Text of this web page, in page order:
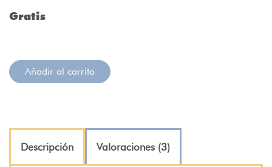
Gratis
Añadir al carrito
Descripción Valoraciones (3)